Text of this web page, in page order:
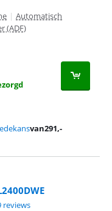
| Automatisch
(ADF)
van291,-
reviews.
reviews